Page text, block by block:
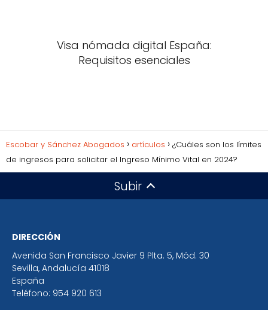
Visa nómada digital España:
Requisitos esenciales
Escobar y Sánchez Abogados artículos
¿Cuáles son los límites
de ingresos para solicitar el Ingreso Mínimo Vital en 2024?
Subir
DIRECCIÓN
Avenida San Francisco Javier 9 Plta. 5, Mód. 30
Sevilla, Andalucía 41018
España
Teléfono: 954 920 613